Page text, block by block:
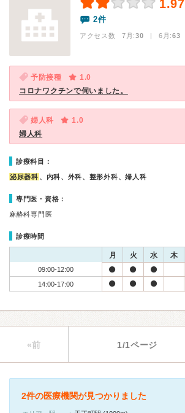
1.97
2件
アクセス数 7月:30 | 6月:63
予防接種
1.0
コロナワクチンで伺いました。
婦人科
1.0
婦人科
診療科目：
泌尿器科 、内科、外科、整形外科、婦人科
専門医・資格：
麻酔科専門医
診療時間
月 火 水 木
09:00-12:00
14:00-17:00
«前 1/1ページ
2件の医療機関が見つかりました